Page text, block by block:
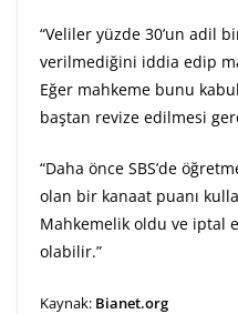
“Veliler yüzde 30’un adil
verilmediğini iddia edip
Eğer mahkeme bunu
baştan revize edilmesi
“Daha önce SBS’de
olan bir kanaat puanı
Mahkemelik oldu ve iptal
olabilir.”
Kaynak: Bianet.org